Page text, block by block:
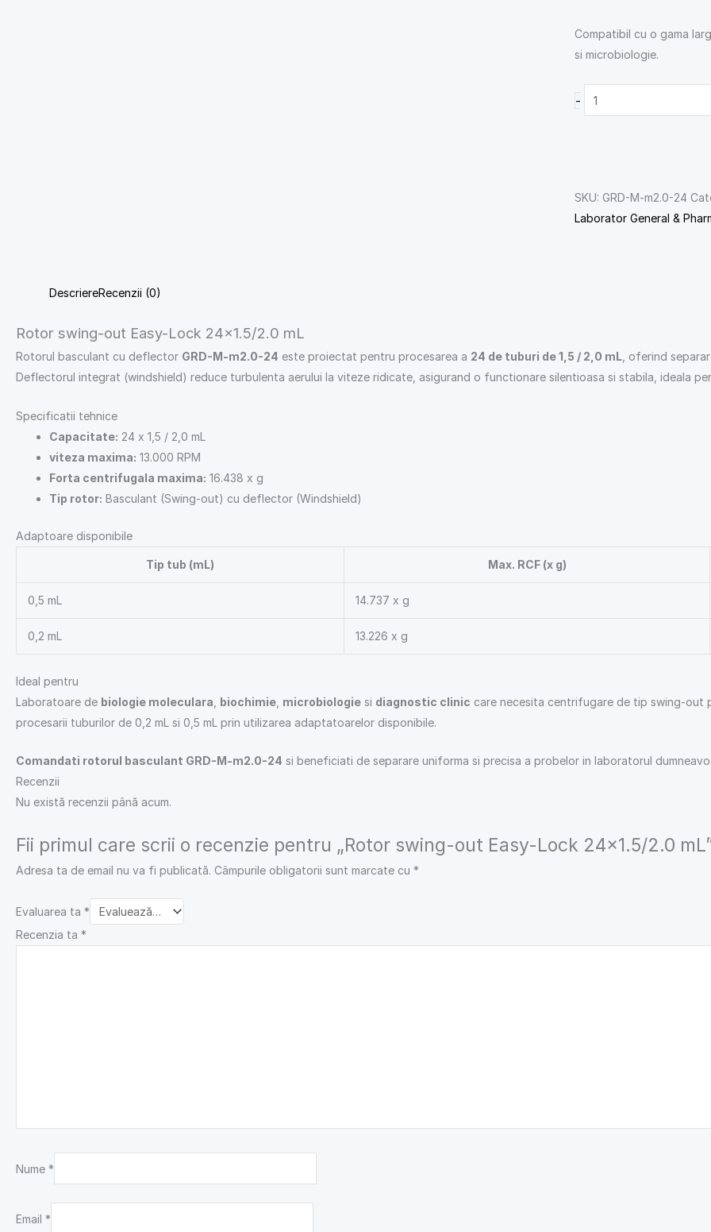
Compatibil cu o gama
si microbiologie.
-
SKU:GRD-M-m2.0-24
Laborator General &
DescriereRecenzii (0)
Rotor swing-out Easy-Lock 24×1.5/2.0 mL
Rotorul basculant cu deflector GRD-M-m2.0-24 este proiectat pentru procesarea a 24 de tuburi de 1,5 / 2,0 mL, oferind
Deflectorul integrat (windshield) reduce turbulenta aerului la viteze ridicate, asigurand o functionare silentioasa si stabila, ideala
Specificatii tehnice
Capacitate: 24 x 1,5 / 2,0 mL
viteza maxima: 13.000 RPM
Forta centrifugala maxima: 16.438 x g
Tip rotor: Basculant (Swing-out) cu deflector (Windshield)
Adaptoare disponibile
Tip tub (mL) Max. RCF (x g)
0,5 mL 14.737 x g
0,2 mL 13.226 x g
Ideal pentru
Laboratoare de biologie moleculara biochimie microbiologie si diagnostic clinic care necesita centrifugare de tip swing-out
procesarii tuburilor de 0,2 mL si 0,5 mL prin utilizarea adaptatoarelor disponibile.
Comandati rotorul basculant GRD-M-m2.0-24 si beneficiati de separare uniforma si precisa a probelor in laboratorul
Recenzii
Nu există recenzii până acum.
Fii primul care scrii o recenzie pentru „Rotor swing-out Easy-Lock 24×1.5/2.0
Adresa ta de email nu va fi publicată. Câmpurile obligatorii sunt marcate cu *
Evaluarea ta *
Recenzia ta *
Nume *
Email *